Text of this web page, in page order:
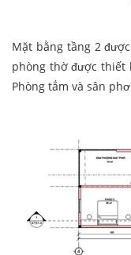
Mặt bằng tầng 2
phòng thờ được thiết
Phòng tắm và sân